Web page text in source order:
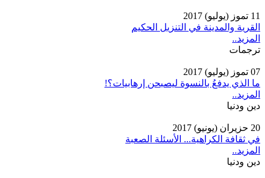
11 تموز (يوليو) 2017
القرية والمدينة في التنزيل الحكيم
المزيد..
ترجمات
07 تموز (يوليو) 2017
ما الذي يدفعُ بالنسوة ليصبحن إرهابيات؟!
المزيد..
دين ودنيا
20 حزيران (يونيو) 2017
في ثقافة الكراهية... الأسئلة الصعبة
المزيد..
دين ودنيا